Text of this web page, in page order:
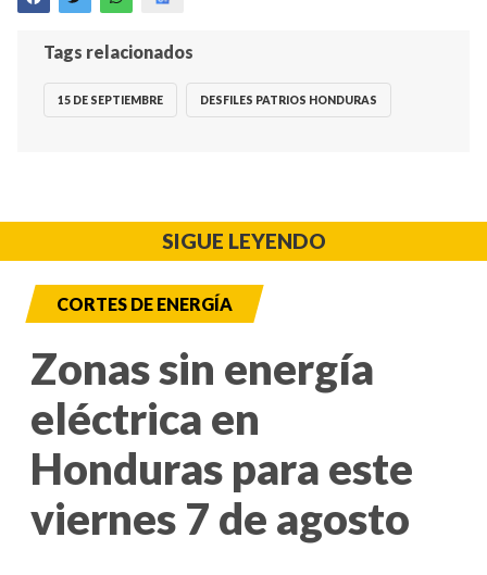
Tags relacionados
15 DE SEPTIEMBRE DESFILES PATRIOS HONDURAS
SIGUE LEYENDO
CORTES DE ENERGÍA
Zonas sin energía
eléctrica en
Honduras para este
viernes 7 de agosto